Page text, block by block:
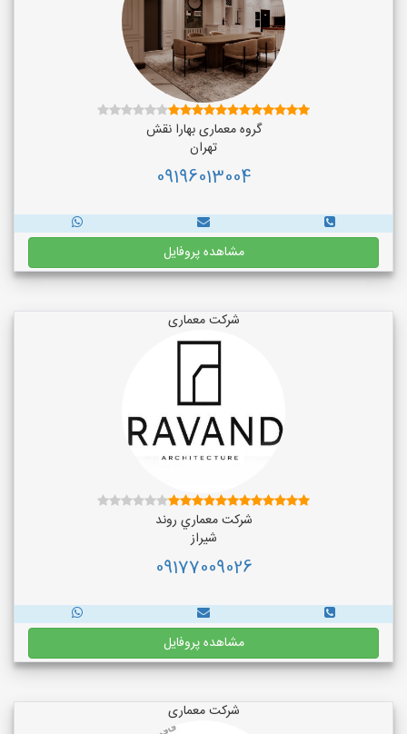
گروه معماری بهارا نقش
تهران
09196013004
مشاهده پروفایل
شرکت معماری
شركت معماري روند
شیراز
09177009026
مشاهده پروفایل
شرکت معماری